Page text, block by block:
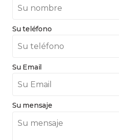
Su teléfono
Su Email
Su mensaje